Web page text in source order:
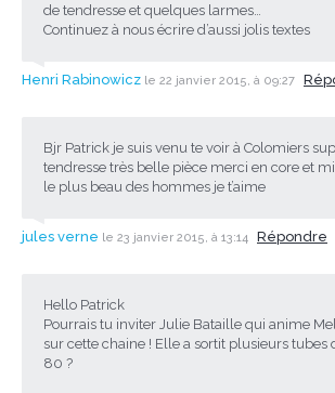
de tendresse et quelques larmes…
Continuez à nous écrire d’aussi jolis textes
Henri Rabinowicz le 22 janvier 2015, à 09:27
Bjr Patrick je suis venu te voir à Colomiers
tendresse très belle pièce merci en core et
le plus beau des hommes je t’aime
jules verne le 23 janvier 2015, à 13:14 Répondre
Hello Patrick
Pourrais tu inviter Julie Bataille qui anime
sur cette chaine ! Elle a sortit plusieurs tubes
80 ?